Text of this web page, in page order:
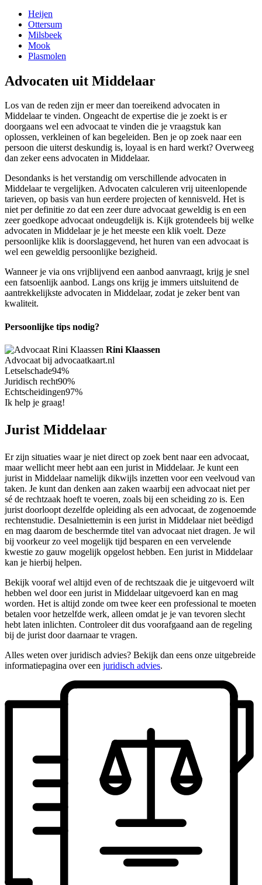
Heijen
Ottersum
Milsbeek
Mook
Plasmolen
Advocaten uit Middelaar
Los van de reden zijn er meer dan toereikend advocaten in
Middelaar te vinden. Ongeacht de expertise die je zoekt is er
doorgaans wel een advocaat te vinden die je vraagstuk kan
oplossen, verkleinen of kan begeleiden. Ben je op zoek naar een
persoon die uiterst deskundig is, loyaal is en hard werkt? Overweeg
dan zeker eens advocaten in Middelaar.
Desondanks is het verstandig om verschillende advocaten in
Middelaar te vergelijken. Advocaten calculeren vrij uiteenlopende
tarieven, op basis van hun eerdere projecten of kennisveld. Het is
niet per definitie zo dat een zeer dure advocaat geweldig is en een
zeer goedkope advocaat ondeugdelijk is. Kijk grotendeels bij welke
advocaten in Middelaar je je het meeste een klik voelt. Deze
persoonlijke klik is doorslaggevend, het huren van een advocaat is
wel een geweldig persoonlijke bezigheid.
Wanneer je via ons vrijblijvend een aanbod aanvraagt, krijg je snel
een fatsoenlijk aanbod. Langs ons krijg je immers uitsluitend de
aantrekkelijkste advocaten in Middelaar, zodat je zeker bent van
kwaliteit.
Persoonlijke tips nodig?
Rini Klaassen
Advocaat bij advocaatkaart.nl
Letselschade94%
Juridisch recht90%
Echtscheidingen97%
Ik help je graag!
Jurist Middelaar
Er zijn situaties waar je niet direct op zoek bent naar een advocaat,
maar wellicht meer hebt aan een jurist in Middelaar. Je kunt een
jurist in Middelaar namelijk dikwijls inzetten voor een veelvoud van
taken. Je kunt dan denken aan zaken waarbij een advocaat niet per
sé de rechtzaak hoeft te voeren, zoals bij een scheiding zo is. Een
jurist doorloopt dezelfde opleiding als een advocaat, de zogenoemde
rechtenstudie. Desalniettemin is een jurist in Middelaar niet beëdigd
en mag daarom de beschermde titel van advocaat niet dragen. Je wil
bij voorkeur zo veel mogelijk tijd besparen en een vervelende
kwestie zo gauw mogelijk opgelost hebben. Een jurist in Middelaar
kan je hierbij helpen.
Bekijk vooraf wel altijd even of de rechtszaak die je uitgevoerd wilt
hebben wel door een jurist in Middelaar uitgevoerd kan en mag
worden. Het is altijd zonde om twee keer een professional te moeten
betalen voor hetzelfde werk, alleen omdat je je van tevoren slecht
hebt laten inlichten. Controleer dit dus voorafgaand aan de regeling
bij de jurist door daarnaar te vragen.
Alles weten over juridisch advies? Bekijk dan eens onze uitgebreide
informatiepagina over een juridisch advies.